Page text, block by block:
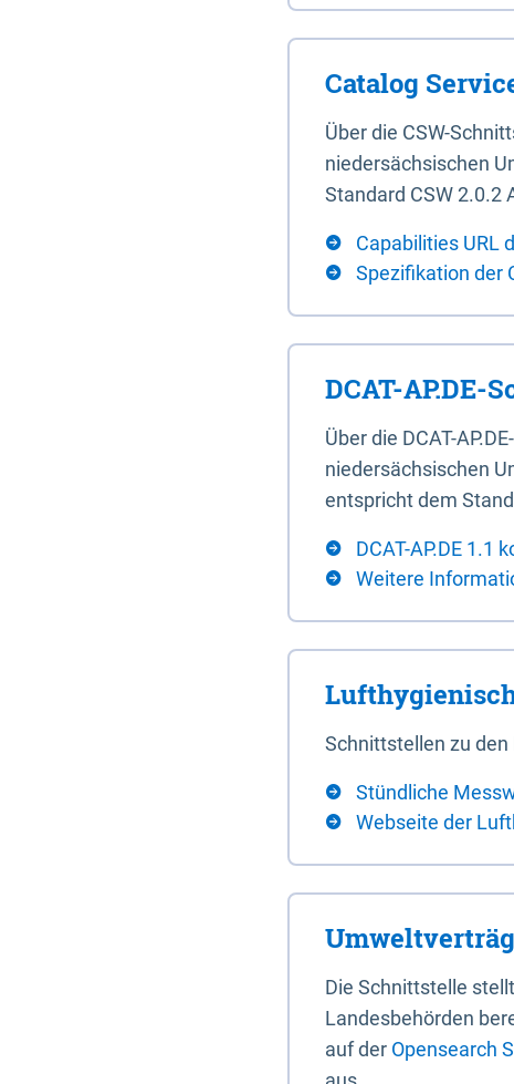
Catalog
Über die CSW-
niedersächsischen
Standard CSW 2.0.2
Capabilities URL
Spezifikation der
DCAT-AP.DE-
Über die DCAT-
niedersächsischen
entspricht dem
DCAT-AP.DE 1.1
Weitere
Schnittstellen zu
Stündliche
Webseite der
Die Schnittstelle
Landesbehörden
auf der Opensearch